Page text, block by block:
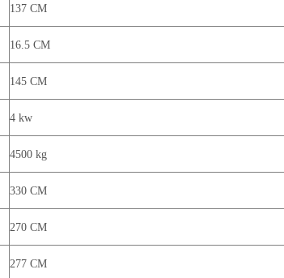
137 CM
16.5 CM
145 CM
4 kw
4500 kg
330 CM
270 CM
277 CM